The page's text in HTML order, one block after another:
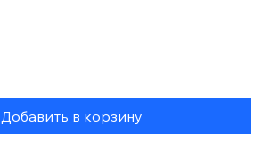
Добавить в корзину